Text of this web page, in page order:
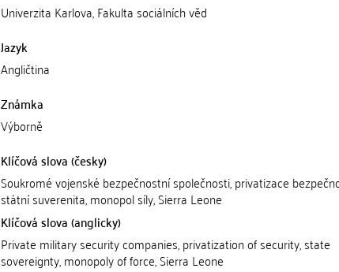
Univerzita Karlova, Fakulta sociálních věd
Jazyk
Angličtina
Známka
Výborně
Klíčová slova (česky)
Soukromé vojenské bezpečnostní společnosti, privatizace
státní suverenita, monopol síly, Sierra Leone
Klíčová slova (anglicky)
Private military security companies, privatization of security, state
sovereignty, monopoly of force, Sierra Leone